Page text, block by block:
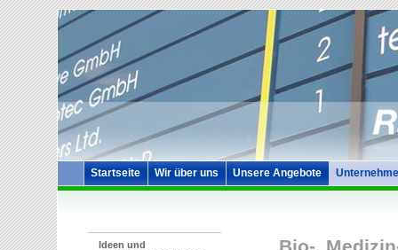
Startseite Wir über uns Unsere Angebote
Ideen und